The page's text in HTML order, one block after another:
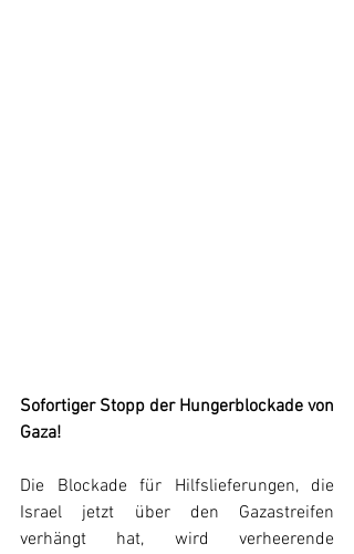
Sofortiger Stopp der Hungerblockade von
Gaza!
Die Blockade für Hilfslieferungen, die
Israel jetzt über den Gazastreifen
verhängt hat, wird verheerende